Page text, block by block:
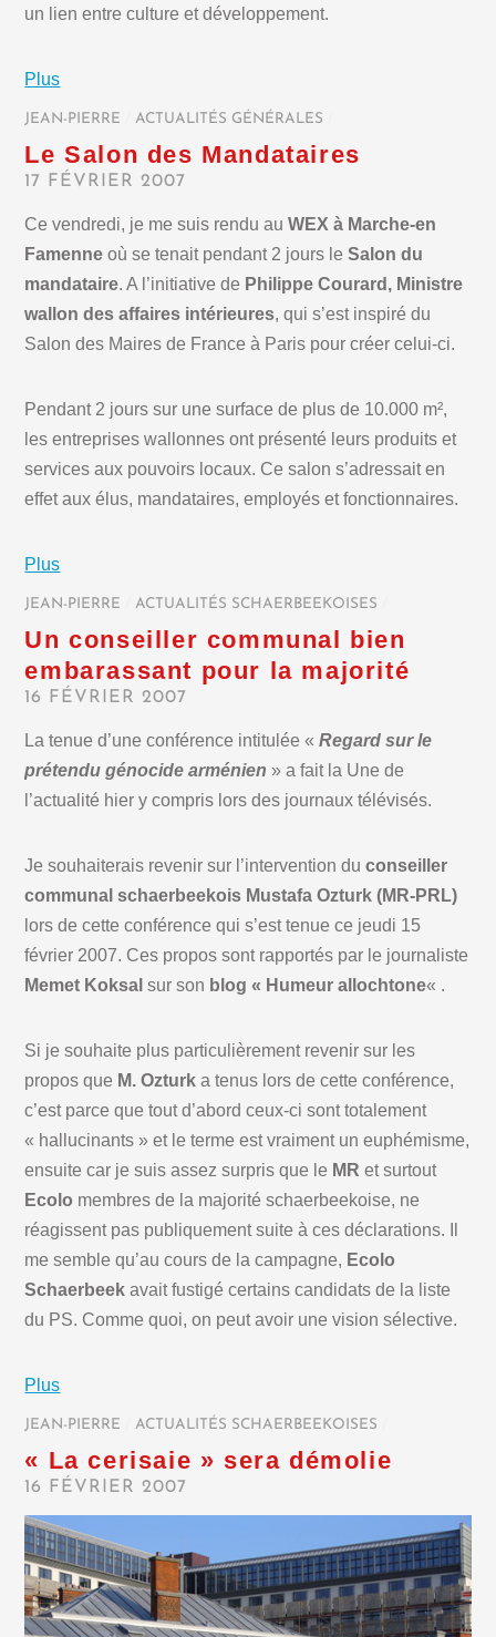
un lien entre culture et développement.
Plus
JEAN-PIERRE ACTUALITÉS GÉNÉRALES
Le Salon des Mandataires
17 FÉVRIER 2007
Ce vendredi, je me suis rendu auWEX à Marche-en
Famenne où se tenait pendant 2 jours leSalon du
mandataire. A l’initiative de Philippe Courard, Ministre
wallon des affaires intérieures, qui s’est inspiré du
Salon des Maires de France à Paris pour créer celui-ci.
Pendant 2 jours sur une surface de plus de 10.000 m²,
les entreprises wallonnes ont présenté leurs produits et
services aux pouvoirs locaux. Ce salon s’adressait en
effet aux élus, mandataires, employés et fonctionnaires.
Plus
JEAN-PIERRE ACTUALITÉS SCHAERBEEKOISES
Un conseiller communal bien
embarassant pour la majorité
16 FÉVRIER 2007
La tenue d’une conférence intitulée «Regard sur le
prétendu génocide arménien » a fait la Une de
l’actualité hier y compris lors des journaux télévisés.
Je souhaiterais revenir sur l’intervention duconseiller
communal schaerbeekois Mustafa Ozturk (MR-PRL)
lors de cette conférence qui s’est tenue ce jeudi 15
février 2007. Ces propos sont rapportés par le journaliste
Memet Koksal sur son blog « Humeur allochtone« .
Si je souhaite plus particulièrement revenir sur les
propos que M. Ozturk a tenus lors de cette conférence,
c’est parce que tout d’abord ceux-ci sont totalement
« hallucinants » et le terme est vraiment un euphémisme,
ensuite car je suis assez surpris que le MR et surtout
Ecolo membres de la majorité schaerbeekoise, ne
réagissent pas publiquement suite à ces déclarations. Il
me semble qu’au cours de la campagne, Ecolo
Schaerbeek avait fustigé certains candidats de la liste
du PS. Comme quoi, on peut avoir une vision sélective.
Plus
JEAN-PIERRE ACTUALITÉS SCHAERBEEKOISES
« La cerisaie » sera démolie
16 FÉVRIER 2007